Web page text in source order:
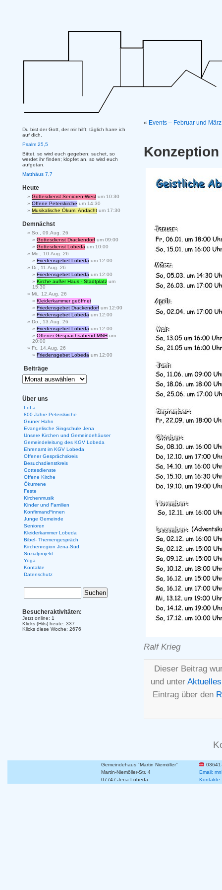
« Events – Februar und
Ralf Krieg
Dieser Beitrag
und unter Aktuelles
Eintrag über den
Du bist der Gott, der mir hilft; täglich harre ich
auf dich.
Psalm 25,5
Bittet, so wird euch gegeben; suchet, so
werdet ihr finden; klopfet an, so wird euch
aufgetan.
Matthäus 7,7
Heute
Gottesdienst Senioren-West um 10:30
Offene Peterskirche um 14:30
Musikalische Ökum. Andacht um 17:30
Demnächst
So., 09.Aug. 26
Gottesdienst Drackendorf um 09:00
Gottesdienst Lobeda um 10:00
Mo., 10.Aug. 26
Friedensgebet Lobeda um 12:00
Di., 11.Aug. 26
Friedensgebet Lobeda um 12:00
Kirche außer Haus - Stadtplatz um
15:30
Mi., 12.Aug. 26
Kleiderkammer geöffnet
Friedensgebet Drackendorf um 12:00
Friedensgebet Lobeda um 12:00
Do., 13.Aug. 26
Friedensgebet Lobeda um 12:00
Offener Gesprächsabend MNH um
20:00
Fr., 14.Aug. 26
Friedensgebet Lobeda um 12:00
Beiträge
Über uns
LoLa
800 Jahre Peterskirche
Grüner Hahn
Evangelische Singschule Jena
Unsere Kirchen und Gemeindehäuser
Gemeindeleitung des KGV Lobeda
Ehrenamt im KGV Lobeda
Offener Gesprächskreis
Besuchsdienstkreis
Gottesdienste
Offene Kirche
Ökumene
Feste
Kirchenmusik
Kinder und Familien
Konfirmand*innen
Junge Gemeinde
Senioren
Kleiderkammer Lobeda
Bibel- Themengespräch
Kirchenregion Jena-Süd
Sozialprojekt
Yoga
Kontakte
Datenschutz
Besucheraktivitäten:
Jetzt online: 1
Klicks (Hits) heute: 337
Klicks diese Woche: 2676
Gemeindehaus "Martin Niemöller"
Martin-Niemöller-Str. 4
Email:
07747 Jena-Lobeda